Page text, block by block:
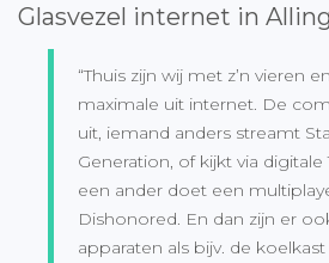
Glasvezel internet in
“Thuis zijn wij met z’n vieren
maximale uit internet. De
uit, iemand anders streamt
Generation, of kijkt via digitale
een ander doet een
Dishonored. En dan zijn er
apparaten als bijv. de